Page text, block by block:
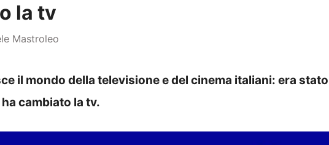
la tv
Mastroleo
il mondo della televisione e del cinema italiani: era stato
cambiato la tv.